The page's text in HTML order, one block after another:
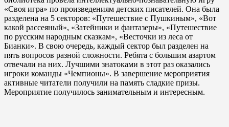
«Своя игра» по произведениям детских писателей. Она была
разделена на 5 секторов: «Путешествие с Пушкиным», «Вот
какой рассеяный», «Затейники и фантазеры», «Путешествие
по русским народным сказкам», «Весточки из леса от
Бианки». В свою очередь, каждый сектор был разделен на
пять вопросов разной сложности. Ребята с большим азартом
отвечали на них. Лучшими знатоками в этот раз оказались
игроки команды «Чемпионы». В завершение мероприятия
активные читатели получили на память сладкие призы.
Мероприятие получилось занимательным и интересным.